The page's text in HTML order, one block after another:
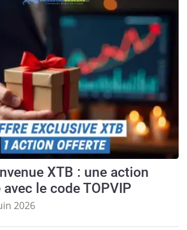
XTB : une action
le code TOPVIP
2026